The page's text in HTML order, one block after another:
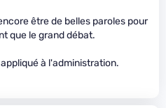
être de belles paroles pour
que le grand débat.
à l'administration.